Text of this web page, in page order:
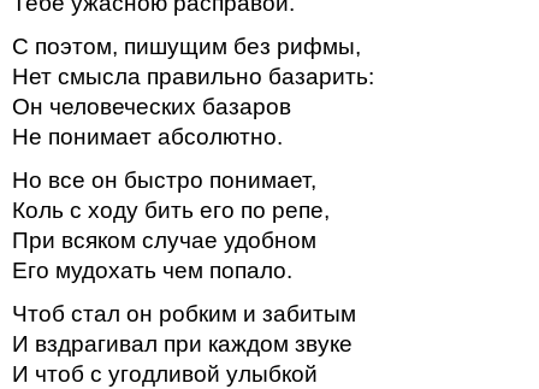
С поэтом, пишущим без рифмы,
Нет смысла правильно базарить:
Он человеческих базаров
Не понимает абсолютно.
Но все он быстро понимает,
Коль с ходу бить его по репе,
При всяком случае удобном
Его мудохать чем попало.
Чтоб стал он робким и забитым
И вздрагивал при каждом звуке
И чтоб с угодливой улыбкой